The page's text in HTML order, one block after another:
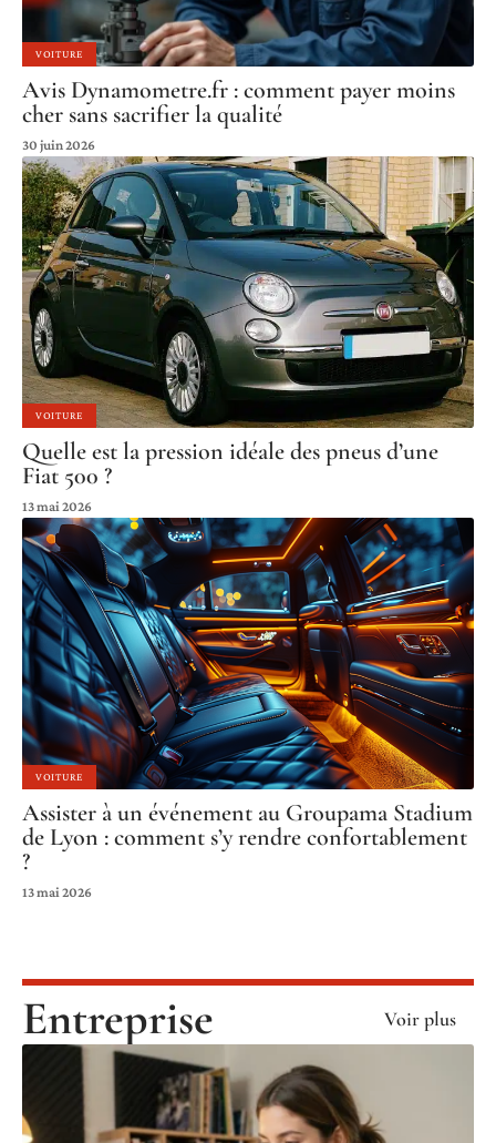
VOITURE
Avis Dynamometre.fr : comment payer moins
cher sans sacrifier la qualité
30 juin 2026
VOITURE
Quelle est la pression idéale des pneus d’une
Fiat 500 ?
13 mai 2026
VOITURE
Assister à un événement au Groupama Stadium
de Lyon : comment s’y rendre confortablement
?
13 mai 2026
Entreprise Voir plus